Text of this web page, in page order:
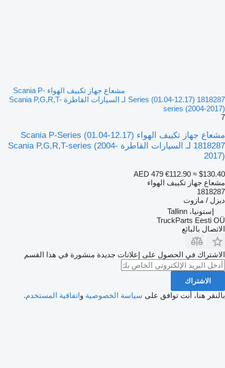
مشعاع جهاز تكييف الهواء Scania P-
Series (01.04-12.17) 1818287 لـ السيارات القاطرة Scania P,G,R,T-
series (2004-2017)
7
مشعاع جهاز تكييف الهواء Scania P-Series (01.04-12.17)
1818287 لـ السيارات القاطرة Scania P,G,R,T-series (2004-
2017)
AED 479 €112.90 ≈ $130.40
مشعاع جهاز تكييف الهواء
1818287
ديزل / مازوت
إستونيا، Tallinn
TruckParts Eesti OÜ
الاتصال بالبائع
الاشتراك في الحصول على إعلانات جديدة منشورة في هذا القسم
الاشتراك
بالنقر هنا، أنت توافق على سياسة الخصوصية واتفاقية المستخدم.